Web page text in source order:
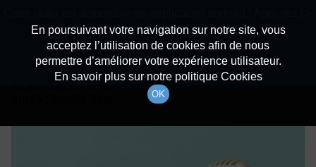
Détails De L'épisode
à 15h59
En poursuivant votre navigation sur notre site, vous
acceptez l’utilisation de cookies afin de nous
permettre d’améliorer votre expérience utilisateur.
En savoir plus sur notre politique Cookies
OK
dessous pour l'installer.
Non merci Télécharger l'application